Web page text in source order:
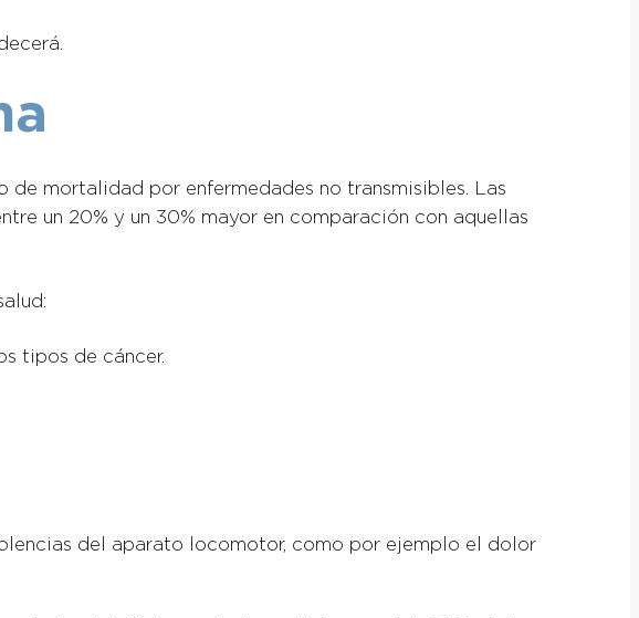
mortalidad por enfermedades no transmisibles. Las
un 20% y un 30% mayor en comparación con aquellas
tipos de cáncer.
del aparato locomotor, como por ejemplo el dolor